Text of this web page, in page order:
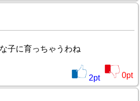
子に育っちゃうわね
2pt 0pt